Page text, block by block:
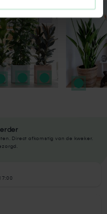
Direct afkomstig van de kweker.